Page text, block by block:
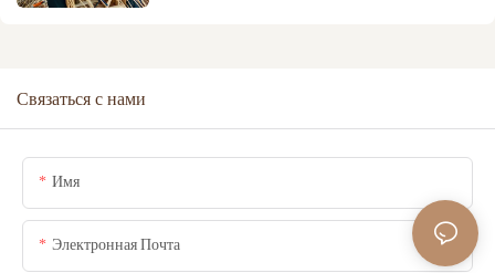
Связаться с нами
Имя
Электронная Почта